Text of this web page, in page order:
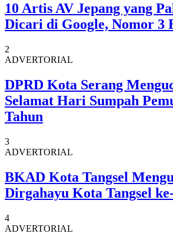
10 Artis AV Jepang yang
Dicari di Google, Nomor 3
2
ADVERTORIAL
DPRD Kota Serang
Selamat Hari Sumpah
Tahun
3
ADVERTORIAL
BKAD Kota Tangsel
Dirgahayu Kota Tangsel
4
ADVERTORIAL